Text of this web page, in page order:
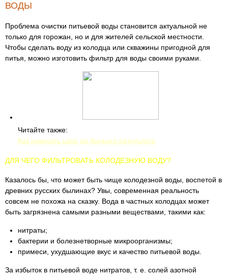
ВОДЫ
Проблема очистки питьевой воды становится актуальной не
только для горожан, но и для жителей сельской местности.
Чтобы сделать воду из колодца или скважины пригодной для
питья, можно изготовить фильтр для воды своими руками.
Читайте также:
Как накачать шею до бычьего результата
ДЛЯ ЧЕГО ФИЛЬТРОВАТЬ КОЛОДЕЗНУЮ ВОДУ?
Казалось бы, что может быть чище колодезной воды, воспетой в
древних русских былинах? Увы, современная реальность
совсем не похожа на сказку. Вода в частных колодцах может
быть загрязнена самыми разными веществами, такими как:
нитраты;
бактерии и болезнетворные микроорганизмы;
примеси, ухудшающие вкус и качество питьевой воды.
За избыток в питьевой воде нитратов, т. е. солей азотной